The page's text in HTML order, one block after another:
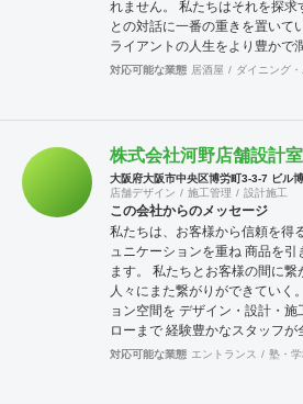
れません。 私たちはそれを探求
との対話に一番の重きを置いて
ライアントの人生をより豊かで
よう、 精一杯取り組んで参り
ン等、 建築に関する分野にと
展開しています。
対応可能な業態 居酒屋 ダイニング
株式会社河野店舗設計室
大阪府大阪市中央区博労町3-3-7 ビル
店舗デザイン
施工管理 設計施工
この会社からのメッセージ
私たちは、お客様から信頼を得
ュニケーションを重ね 商品を
ます。 私たちとお客様の間に
人々にまた繋がりができていく
ョン空間を デザイン・設計・
ローまで 経験豊かなスタッフが
す。
対応可能な業態 エントランス 塾・学